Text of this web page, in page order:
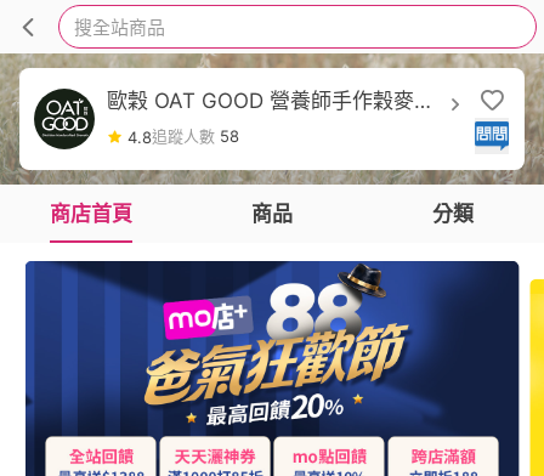
搜全站商品
歐穀 OAT GOOD 營養師手作穀麥脆
片 4.8追蹤人數 58
商店首頁 商品 分類